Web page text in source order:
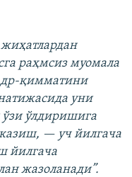
раҳмсиз муомала
қимматини
уни
ўлдиришига
— уч йилгача
йилгача
жазоланади”.